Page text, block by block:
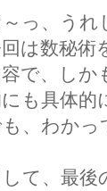
っ、うれ
は数秘術
で、しか
も具体的
、わかっ
して、最後